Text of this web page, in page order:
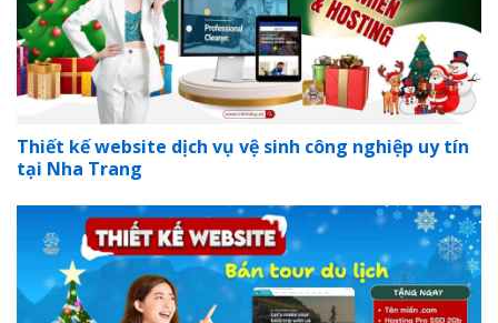
Thiết kế website dịch vụ vệ sinh công nghiệp uy tín
tại Nha Trang